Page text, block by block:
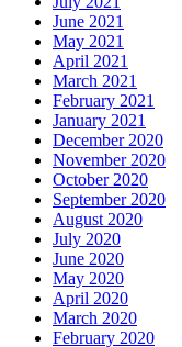
June 2021
May 2021
April 2021
March 2021
February 2021
January 2021
December 2020
November 2020
October 2020
September 2020
August 2020
July 2020
June 2020
May 2020
April 2020
March 2020
February 2020